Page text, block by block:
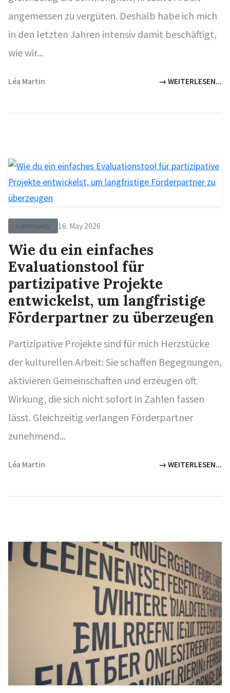
angemessen zu vergüten. Deshalb habe ich mich
in den letzten Jahren intensiv damit beschäftigt,
wie wir...
Léa Martin → WEITERLESEN...
Community 16. May 2026
Wie du ein einfaches
Evaluationstool für
partizipative Projekte
entwickelst, um langfristige
Förderpartner zu überzeugen
Partizipative Projekte sind für mich Herzstücke
der kulturellen Arbeit: Sie schaffen Begegnungen,
aktivieren Gemeinschaften und erzeugen oft
Wirkung, die sich nicht sofort in Zahlen fassen
lässt. Gleichzeitig verlangen Förderpartner
zunehmend...
Léa Martin → WEITERLESEN...